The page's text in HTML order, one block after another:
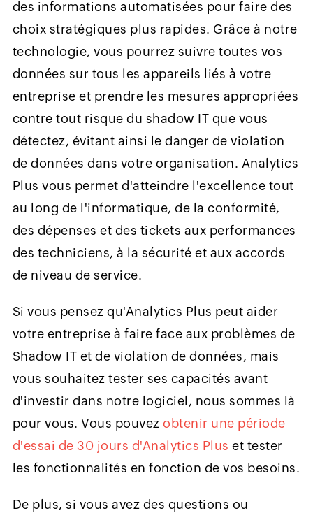
des informations automatisées pour faire des
choix stratégiques plus rapides. Grâce à notre
technologie, vous pourrez suivre toutes vos
données sur tous les appareils liés à votre
entreprise et prendre les mesures appropriées
contre tout risque du shadow IT que vous
détectez, évitant ainsi le danger de violation
de données dans votre organisation. Analytics
Plus vous permet d'atteindre l'excellence tout
au long de l'informatique, de la conformité,
des dépenses et des tickets aux performances
des techniciens, à la sécurité et aux accords
de niveau de service.
Si vous pensez qu'Analytics Plus peut aider
votre entreprise à faire face aux problèmes de
Shadow IT et de violation de données, mais
vous souhaitez tester ses capacités avant
d'investir dans notre logiciel, nous sommes là
pour vous. Vous pouvezobtenir une période
d'essai de 30 jours d'Analytics Plus et tester
les fonctionnalités en fonction de vos besoins.
De plus, si vous avez des questions ou